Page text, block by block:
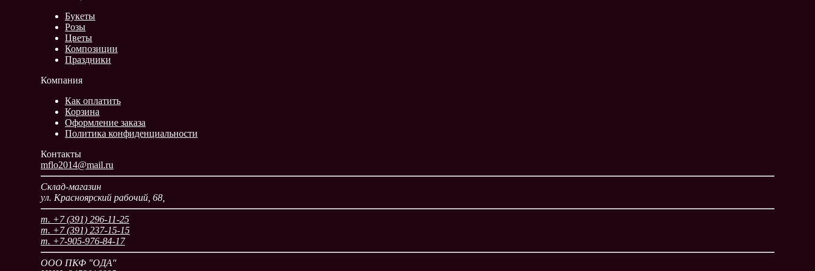
Букеты
Розы
Цветы
Композиции
Праздники
Компания
Как оплатить
Корзина
Оформление заказа
Политика конфиденциальности
Контакты
mflo2014@mail.ru
Склад-магазин
ул. Красноярский рабочий, 68,
т. +7 (391) 296-11-25
т. +7 (391) 237-15-15
т. +7-905-976-84-17
ООО ПКФ "ОДА"